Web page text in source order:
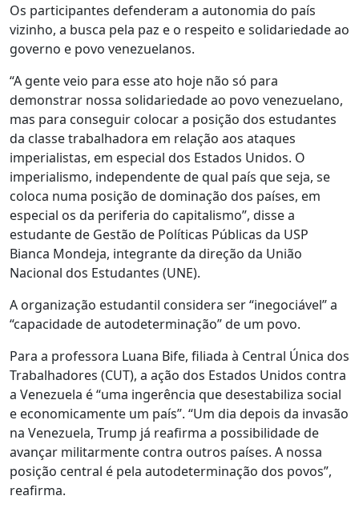
Os participantes defenderam a autonomia do país
vizinho, a busca pela paz e o respeito e solidariedade ao
governo e povo venezuelanos.
“A gente veio para esse ato hoje não só para
demonstrar nossa solidariedade ao povo venezuelano,
mas para conseguir colocar a posição dos estudantes
da classe trabalhadora em relação aos ataques
imperialistas, em especial dos Estados Unidos. O
imperialismo, independente de qual país que seja, se
coloca numa posição de dominação dos países, em
especial os da periferia do capitalismo”, disse a
estudante de Gestão de Políticas Públicas da USP
Bianca Mondeja, integrante da direção da União
Nacional dos Estudantes (UNE).
A organização estudantil considera ser “inegociável” a
“capacidade de autodeterminação” de um povo.
Para a professora Luana Bife, filiada à Central Única dos
Trabalhadores (CUT), a ação dos Estados Unidos contra
a Venezuela é “uma ingerência que desestabiliza social
e economicamente um país”. “Um dia depois da invasão
na Venezuela, Trump já reafirma a possibilidade de
avançar militarmente contra outros países. A nossa
posição central é pela autodeterminação dos povos”,
reafirma.